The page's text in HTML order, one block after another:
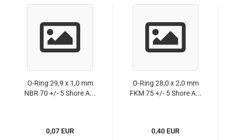
O-Ring 29,9 x 1,0 mm
NBR 70 +/- 5 Shore A...
0,07 EUR
O-Ring 28,0 x 2,0 mm
FKM 75 +/- 5 Shore A...
0,40 EUR